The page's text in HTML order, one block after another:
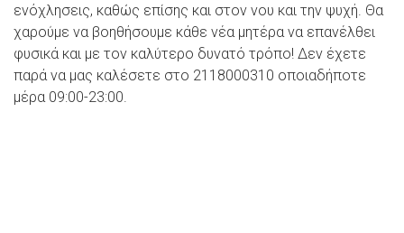
ενόχλησεις, καθώς επίσης και στον νου και την ψυχή. Θα
χαρούμε να βοηθήσουμε κάθε νέα μητέρα να επανέλθει
φυσικά και με τον καλύτερο δυνατό τρόπο! Δεν έχετε
παρά να μας καλέσετε στο 2118000310 οποιαδήποτε
μέρα 09:00-23:00.